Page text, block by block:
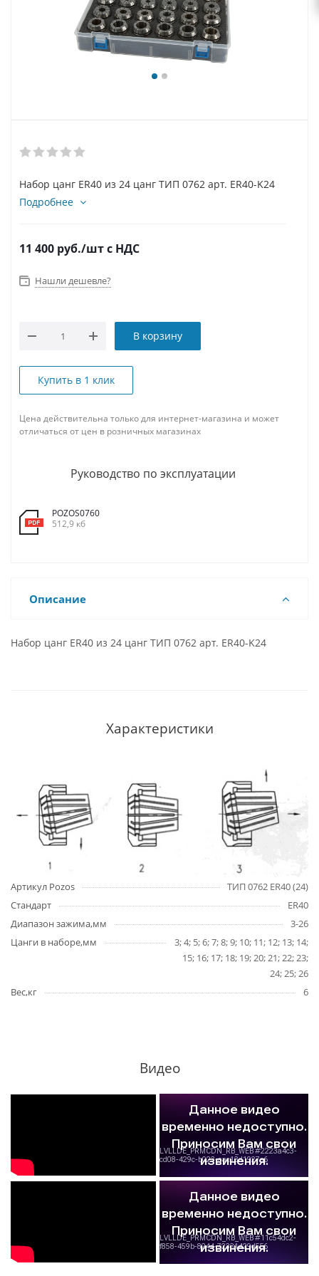
Набор цанг ER40 из 24 цанг ТИП 0762 арт. ER40-K24
Подробнее
11 400 руб./штс НДС
Нашли дешевле?
В корзину
Купить в 1 клик
Цена действительна только для интернет-магазина и может
отличаться от цен в розничных магазинах
Руководство по эксплуатации
POZOS0760
512,9 кб
Описание
Набор цанг ER40 из 24 цанг ТИП 0762 арт. ER40-K24
Характеристики
Артикул Pozos
ТИП 0762 ER40 (24)
Стандарт
ER40
Диапазон зажима,мм
3-26
Цанги в наборе,мм
3; 4; 5; 6; 7; 8; 9; 10; 11; 12; 13; 14;
15; 16; 17; 18; 19; 20; 21; 22; 23;
24; 25; 26
Вес,кг
6
Видео